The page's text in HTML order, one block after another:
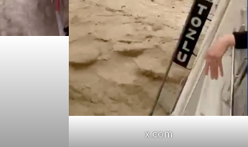
x.com